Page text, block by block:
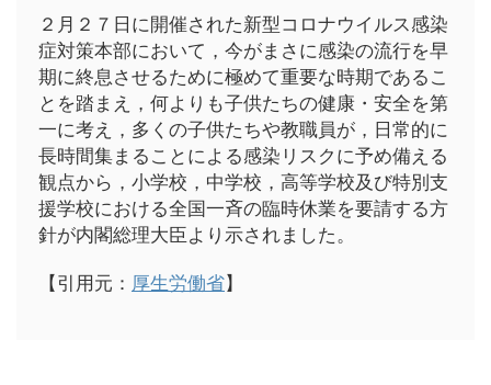
２月２７日に開催された新型コロナウイルス感染
症対策本部において，今がまさに感染の流行を早
期に終息させるために極めて重要な時期であるこ
とを踏まえ，何よりも子供たちの健康・安全を第
一に考え，多くの子供たちや教職員が，日常的に
長時間集まることによる感染リスクに予め備える
観点から，小学校，中学校，高等学校及び特別支
援学校における全国一斉の臨時休業を要請する方
針が内閣総理大臣より示されました。
【引用元： 厚生労働省】